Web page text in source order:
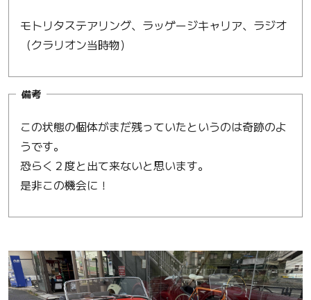
モトリタステアリング、ラッゲージキャリア、ラジオ
（クラリオン当時物）
備考
この状態の個体がまだ残っていたというのは奇跡のよ
うです。
恐らく２度と出て来ないと思います。
是非この機会に！